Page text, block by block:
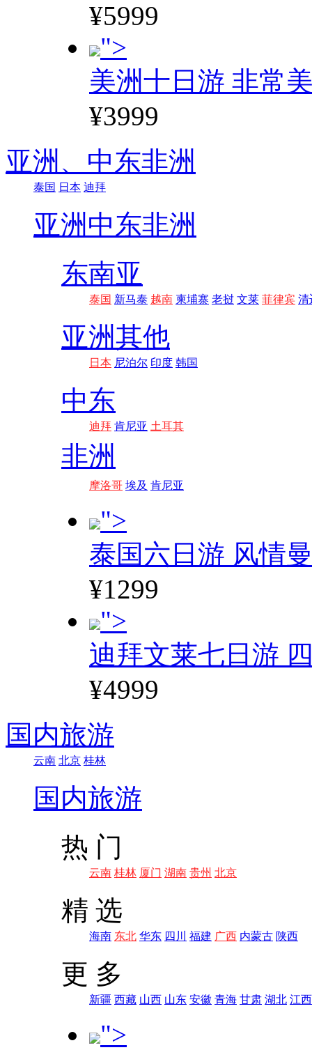
¥5999
">
美洲十日游 非常
¥3999
亚洲、 中东非洲
泰国 日本 迪拜
亚洲 中东非洲
东南亚
泰国 新马泰 越南 柬埔寨 老挝 文莱 菲律宾 清
亚洲其他
日本 尼泊尔 印度 韩国
中东
迪拜 肯尼亚 土耳其
非洲
摩洛哥 埃及 肯尼亚
">
泰国六日游 风情
¥1299
">
迪拜文莱七日游
¥4999
国内旅游
云南 北京 桂林
国内旅游
热 门
云南 桂林 厦门 湖南 贵州 北京
精 选
海南 东北 华东 四川 福建 广西 内蒙古 陕西
更 多
新疆 西藏 山西 山东 安徽 青海 甘肃 湖北 江西
">